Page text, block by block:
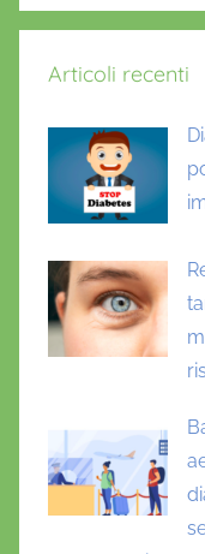
Articoli recenti